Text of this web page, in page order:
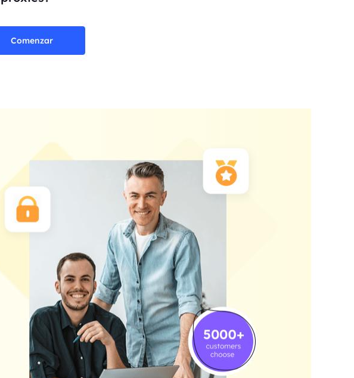
Comenzar